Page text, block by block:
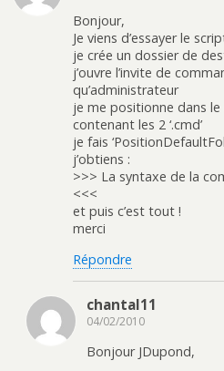
Bonjour,
Je viens d’essayer le
je crée un dossier de
j’ouvre l’invite de
qu’administrateur
je me positionne dans
contenant les 2 ‘.cmd’
je fais
j’obtiens :
>>> La syntaxe de la
<<<
et puis c’est tout !
merci
Répondre
chantal11
04/02/2010
Bonjour JDupond,